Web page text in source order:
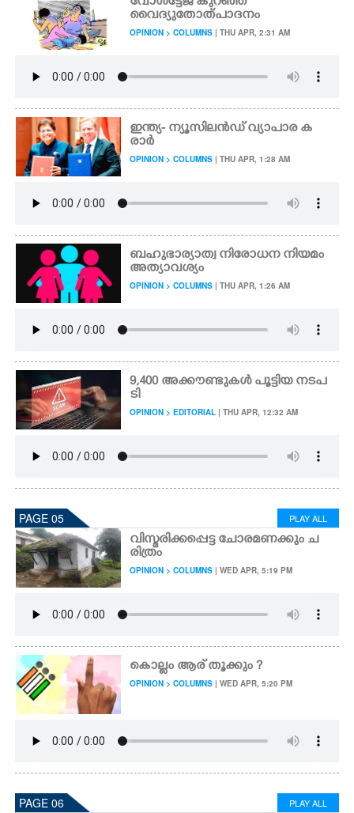
വൈദ്യുതോത്പാദനം
OPINION > COLUMNS | THU APR, 2:31 AM
ഇന്ത്യ- ന്യൂസിലൻഡ്‌ വ്യാപാര ക
രാർ
OPINION > COLUMNS | THU APR, 1:28 AM
ബഹുഭാര്യാത്വ നിരോധന നിയമം
അത്യാവശ്യം
OPINION > COLUMNS | THU APR, 1:26 AM
9,400 അക്കൗണ്ടുകൾ പൂട്ടിയ നടപ
ടി
OPINION > EDITORIAL | THU APR, 12:32 AM
PAGE 05 PLAY ALL
വിസ്മരിക്കപ്പെട്ട ചോരമണക്കും ച
രിത്രം
OPINION > COLUMNS | WED APR, 5:19 PM
കൊല്ലം ആര് തൂക്കും ?
OPINION > COLUMNS | WED APR, 5:20 PM
PAGE 06 PLAY ALL